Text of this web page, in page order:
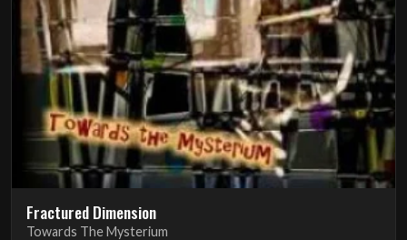
Fractured Dimension
Towards The Mysterium